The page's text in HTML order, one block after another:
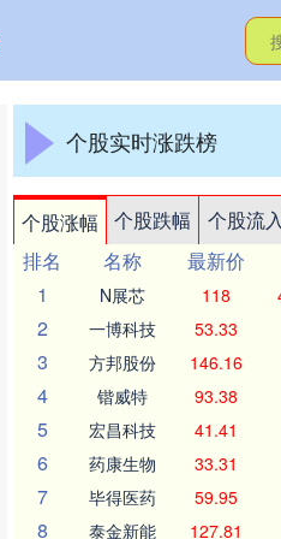
个股实时涨跌榜
个股涨幅 个股跌幅 个股流入
排名
名称 最新价
1
N展芯 118
2 一博科技 53.33
3 方邦股份 146.16
4 锴威特 93.38
5 宏昌科技 41.41
6 药康生物 33.31
7 毕得医药 59.95
8 泰金新能 127.81